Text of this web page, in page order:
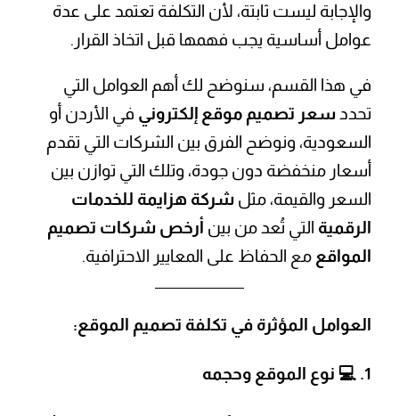
والإجابة ليست ثابتة، لأن التكلفة تعتمد على عدة
عوامل أساسية يجب فهمها قبل اتخاذ القرار.
في هذا القسم، سنوضح لك أهم العوامل التي
تحددسعر تصميم موقع إلكتروني في الأردن أو
السعودية، ونوضح الفرق بين الشركات التي تقدم
أسعار منخفضة دون جودة، وتلك التي توازن بين
السعر والقيمة، مثلشركة هزايمة للخدمات
الرقمية التي تُعد من بين أرخص شركات تصميم
المواقع مع الحفاظ على المعايير الاحترافية.
العوامل المؤثرة في تكلفة تصميم الموقع:
1. 💻 نوع الموقع وحجمه